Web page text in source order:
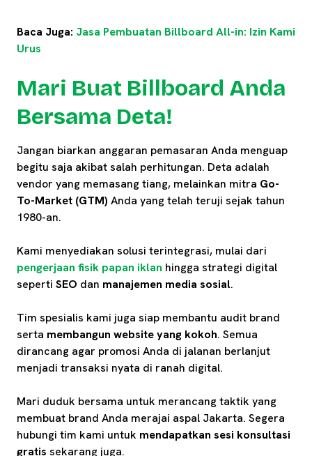
Baca Juga: Jasa Pembuatan Billboard All-in: Izin Kami
Urus
Mari Buat Billboard Anda
Bersama Deta!
Jangan biarkan anggaran pemasaran Anda menguap
begitu saja akibat salah perhitungan. Deta adalah
vendor yang memasang tiang, melainkan mitra Go-
To-Market (GTM) Anda yang telah teruji sejak tahun
1980-an.
Kami menyediakan solusi terintegrasi, mulai dari
pengerjaan fisik papan iklan hingga strategi digital
seperti SEO dan manajemen media sosial.
Tim spesialis kami juga siap membantu audit brand
serta membangun website yang kokoh. Semua
dirancang agar promosi Anda di jalanan berlanjut
menjadi transaksi nyata di ranah digital.
Mari duduk bersama untuk merancang taktik yang
membuat brand Anda merajai aspal Jakarta. Segera
hubungi tim kami untuk mendapatkan sesi konsultasi
gratis sekarang juga.